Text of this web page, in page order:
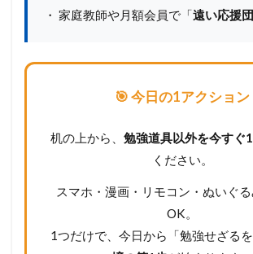
・ 家庭教師や月額会員で「遠い応援団
🎯 今日の1アクション
机の上から、 勉強道具以外を今すぐ
ください。
スマホ・漫画・リモコン・ぬいぐ
OK。
1つだけで、今日から「勉強せざるを